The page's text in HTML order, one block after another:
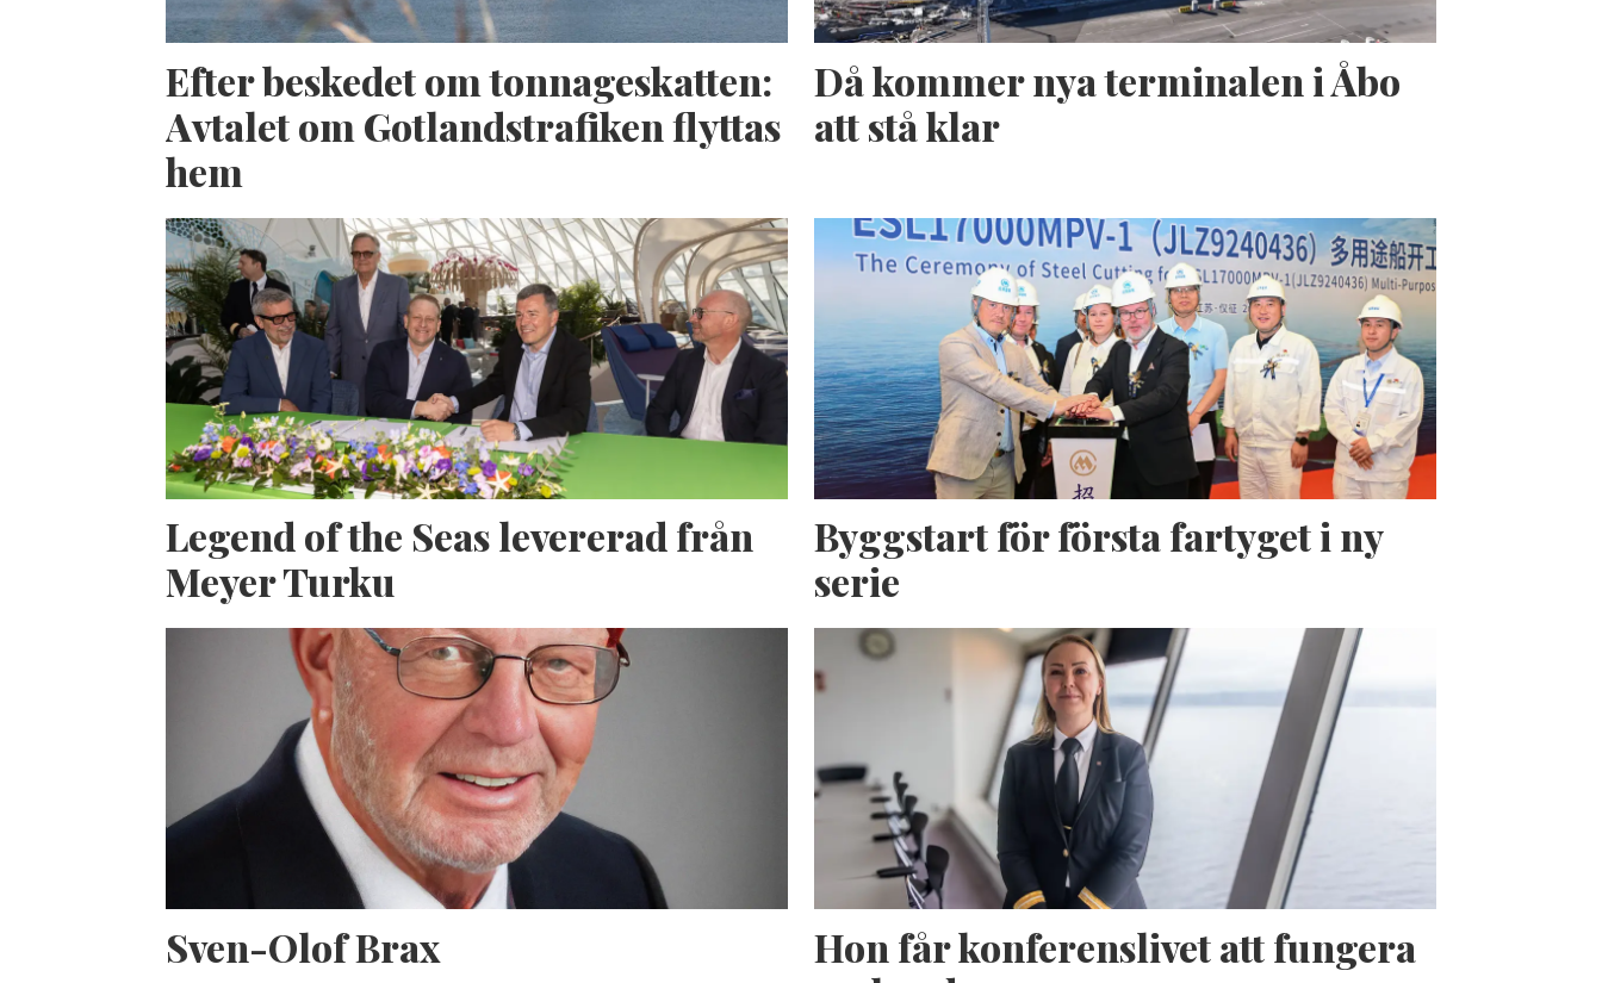
Efter beskedet om tonnageskatten:
Avtalet om Gotlandstrafiken flyttas
hem
Då kommer nya terminalen i Åbo
att stå klar
Legend of the Seas levererad från
Meyer Turku
Byggstart för första fartyget i ny
serie
Sven-Olof Brax
Hon får konferenslivet att fungera